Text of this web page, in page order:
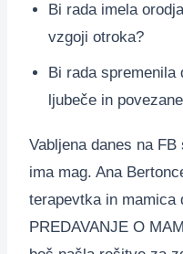
Bi rada imela
vzgoji otroka?
Bi rada spremenila
ljubeče in
Vabljena danes na FB
ima mag. Ana
terapevtka in mamica
PREDAVANJE O